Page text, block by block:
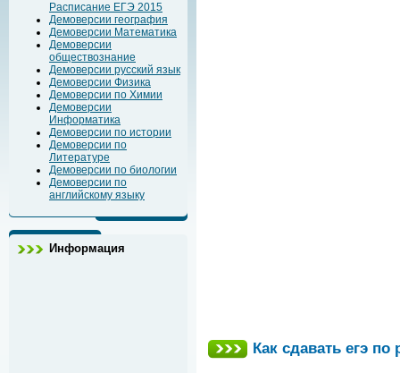
Расписание ЕГЭ 2015
Демоверсии география
Демоверсии Математика
Демоверсии
обществознание
Демоверсии русский язык
Демоверсии Физика
Демоверсии по Химии
Демоверсии
Информатика
Демоверсии по истории
Демоверсии по
Литературе
Демоверсии по биологии
Демоверсии по
английскому языку
Информация
Как сдавать егэ по